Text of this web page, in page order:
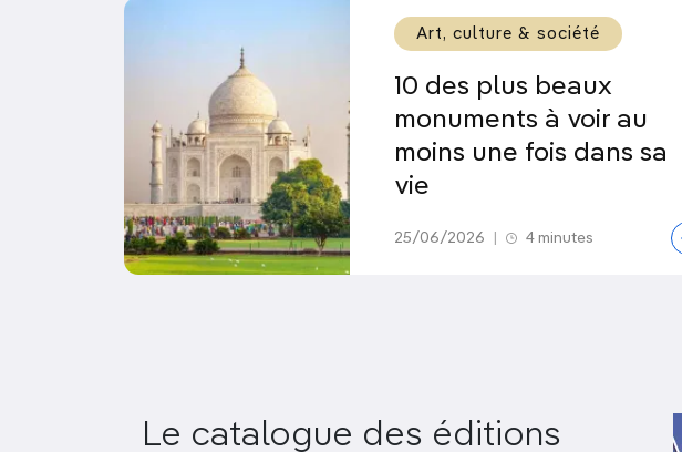
Art, culture & société
10 des plus beaux
monuments à voir au
moins une fois dans sa
vie
25/06/2026 4 minutes
Le catalogue des éditions